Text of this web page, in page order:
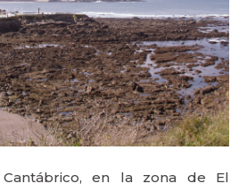
en la zona de El